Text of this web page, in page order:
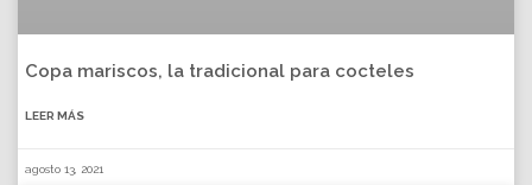
Copa mariscos, la tradicional para cocteles
LEER MÁS
agosto 13, 2021